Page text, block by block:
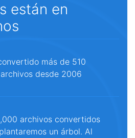
están en
más de 510
desde 2006
archivos convertidos
un árbol. Al